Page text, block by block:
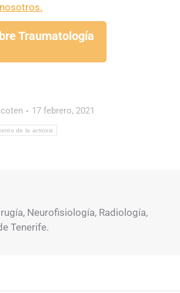
Traumatología
17 febrero, 2021
de la artrosis
Neurofisiología, Radiología,
Tenerife.